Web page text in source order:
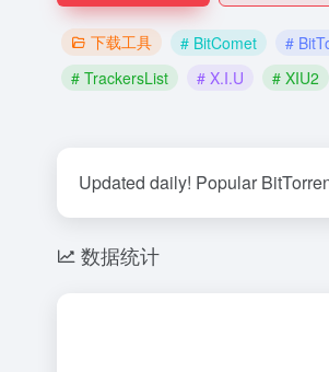
下载工具 # BitComet #
# TrackersList
# X.I.U # XIU2
Updated daily! Popular
数据统计